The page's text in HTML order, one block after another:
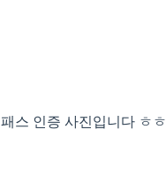
스 인증 사진입니다 ㅎㅎ